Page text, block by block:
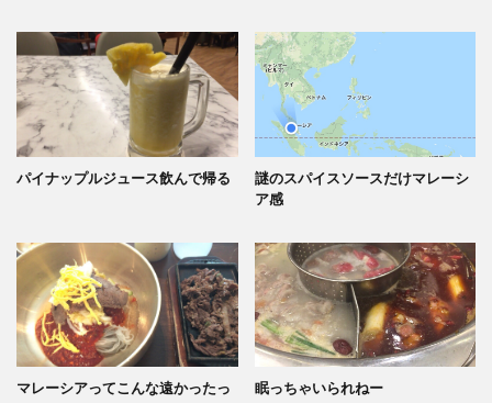
パイナップルジュース飲んで帰る
謎のスパイスソースだけマレーシ
ア感
マレーシアってこんな遠かったっ
眠っちゃいられねー